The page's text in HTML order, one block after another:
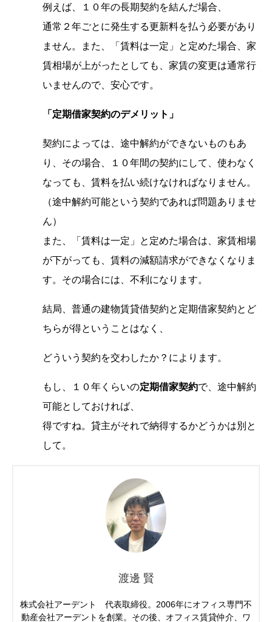
例えば、１０年の長期契約を結んだ場合、
通常２年ごとに発生する更新料を払う必要があり
ません。また、「賃料は一定」と定めた場合、家
賃相場が上がったとしても、家賃の変更は通常行
いませんので、安心です。
「定期借家契約のデメリット」
契約によっては、途中解約ができないものもあ
り、その場合、１０年間の契約にして、使わなく
なっても、賃料を払い続けなければなりません。
（途中解約可能という契約であれば問題ありませ
ん）
また、「賃料は一定」と定めた場合は、家賃相場
が下がっても、賃料の減額請求ができなくなりま
す。その場合には、不利になります。
結局、普通の建物賃貸借契約と定期借家契約とど
ちらが得ということはなく、
どういう契約を交わしたか？によります。
もし、１０年くらいの定期借家契約で、途中解約
可能としておければ、
得ですね。貸主がそれで納得するかどうかは別と
して。
渡邊 賢
株式会社アーデント 代表取締役。2006年にオフィス専門不
動産会社アーデントを創業。その後、オフィス賃貸仲介、ワ